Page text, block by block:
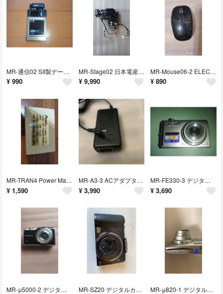
MR-通信02 SII製データ通信カードAir-H AH-S405C
¥ 990
MR-Stage02 日本電産製電動X-Yステージ(リニアステージ)
¥ 9,990
MR-Mouse06-2 ELECOMワイヤレスマウス M-BL21DB
¥ 890
MR-TRAN4 Power Max製昇圧変圧器 100V→110〜120V
¥ 1,590
MR-A3-3 ACアダプター （出力3V） A329
¥ 3,990
MR-FE330-3 デジタルカメラ FE-330
¥ 3,690
MR-μ5000-2 デジタルカメラ STYLUS-5000(μ-5000) MR-SZ20 デジタルカメラ SZ-20 MR-μ820-1 デジタルカメラ μ820